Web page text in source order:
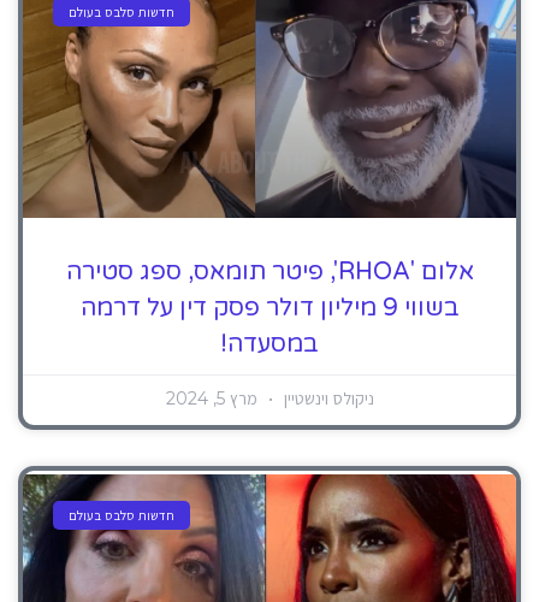
חדשות סלבס בעולם
אלום 'RHOA', פיטר תומאס, ספג סטירה
בשווי 9 מיליון דולר פסק דין על דרמה
במסעדה!
ניקולס וינשטיין מרץ 5, 2024
חדשות סלבס בעולם